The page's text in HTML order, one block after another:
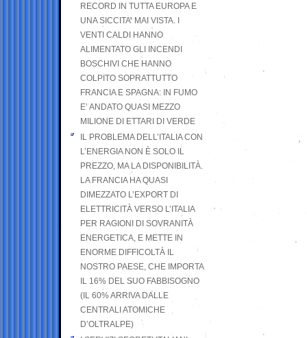
RECORD IN TUTTA EUROPA E
UNA SICCITA’ MAI VISTA. I
VENTI CALDI HANNO
ALIMENTATO GLI INCENDI
BOSCHIVI CHE HANNO
COLPITO SOPRATTUTTO
FRANCIA E SPAGNA: IN FUMO
E’ ANDATO QUASI MEZZO
MILIONE DI ETTARI DI VERDE
IL PROBLEMA DELL’ITALIA CON
L’ENERGIA NON È SOLO IL
PREZZO, MA LA DISPONIBILITÀ.
LA FRANCIA HA QUASI
DIMEZZATO L’EXPORT DI
ELETTRICITÀ VERSO L’ITALIA
PER RAGIONI DI SOVRANITÀ
ENERGETICA, E METTE IN
ENORME DIFFICOLTÀ IL
NOSTRO PAESE, CHE IMPORTA
IL 16% DEL SUO FABBISOGNO
(IL 60% ARRIVA DALLE
CENTRALI ATOMICHE
D’OLTRALPE)